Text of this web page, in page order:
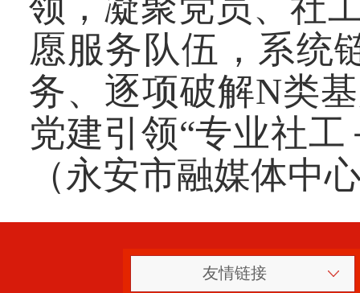
愿服务队伍，系统
务、逐项破解N类
党建引领“专业社
（永安市融媒体
友情链接